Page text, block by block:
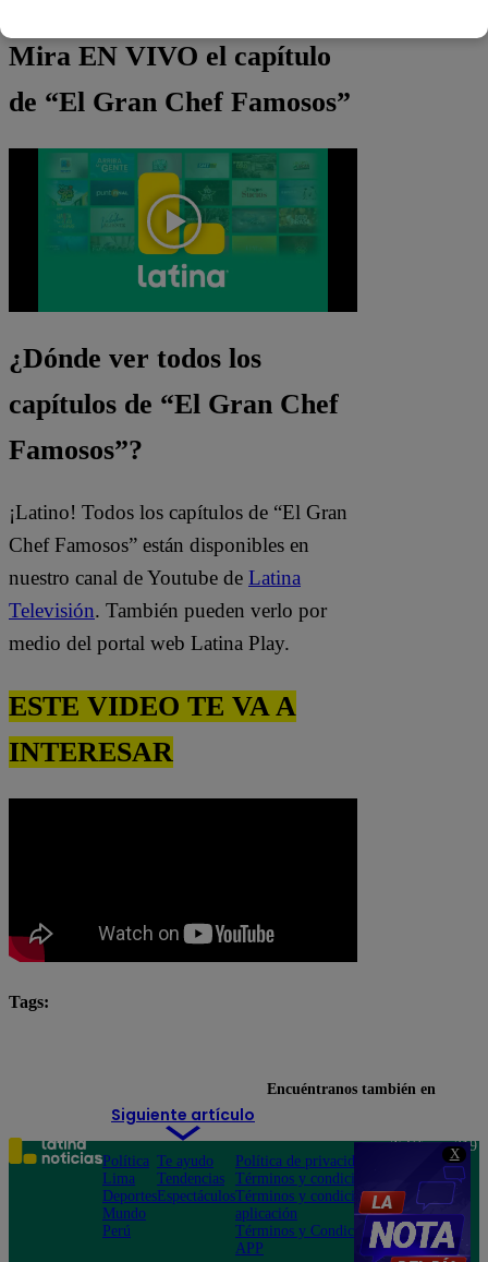
X
Mira EN VIVO el capítulo
de “El Gran Chef Famosos”
¿Dónde ver todos los
capítulos de “El Gran Chef
Famosos”?
¡Latino! Todos los capítulos de “El Gran
Chef Famosos” están disponibles en
nuestro canal de Youtube de Latina
Televisión. También pueden verlo por
medio del portal web Latina Play.
ESTE VIDEO TE VA A
INTERESAR
Tags:
Siguiente artículo
Encuéntranos también en
Política
Lima
Deportes
Mundo
Perú
Te ayudo
Tendencias
Espectáculos
Política de privacidad
Términos y condiciones
Términos y condiciones
aplicación
Términos y Condiciones
APP
Teléfono: 219
Av. San
Felipe 968
Jesús María